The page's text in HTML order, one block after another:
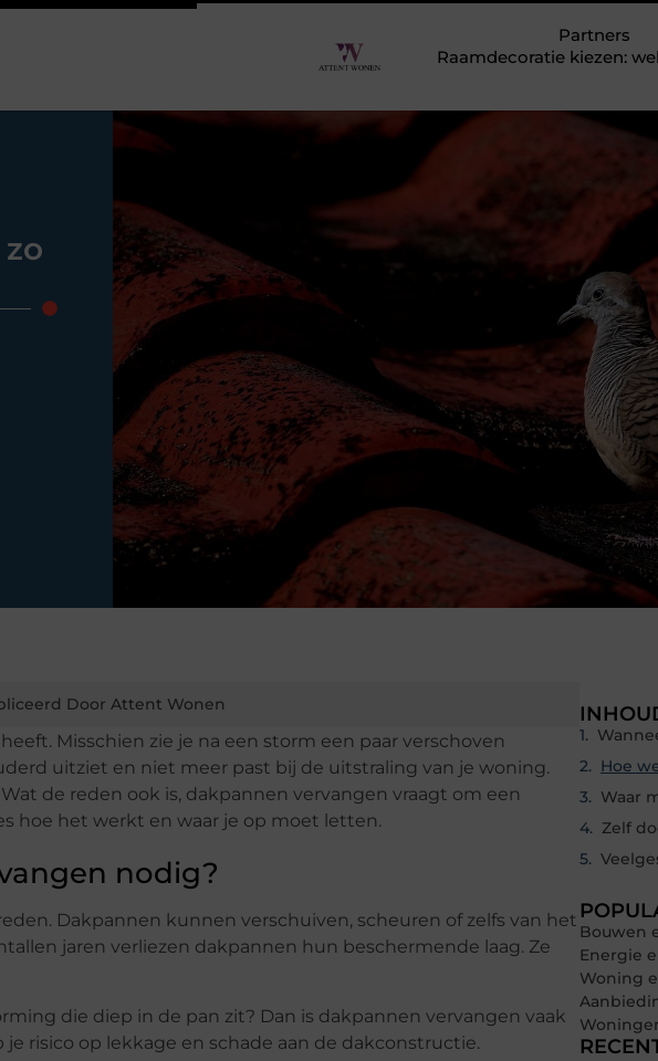
Partners
Raamdecoratie kiezen:
Door Attent Wonen
Misschien zie je na een storm een paar verschoven
uitziet en niet meer past bij de uitstraling van je woning.
de reden ook is, dakpannen vervangen vraagt om een
hoe het werkt en waar je op moet letten.
nodig?
Dakpannen kunnen verschuiven, scheuren of zelfs van het
jaren verliezen dakpannen hun beschermende laag. Ze
die diep in de pan zit? Dan is dakpannen vervangen vaak
risico op lekkage en schade aan de dakconstructie.
Hoe
Waar
Zelf
Bouwen
Energie
Woning